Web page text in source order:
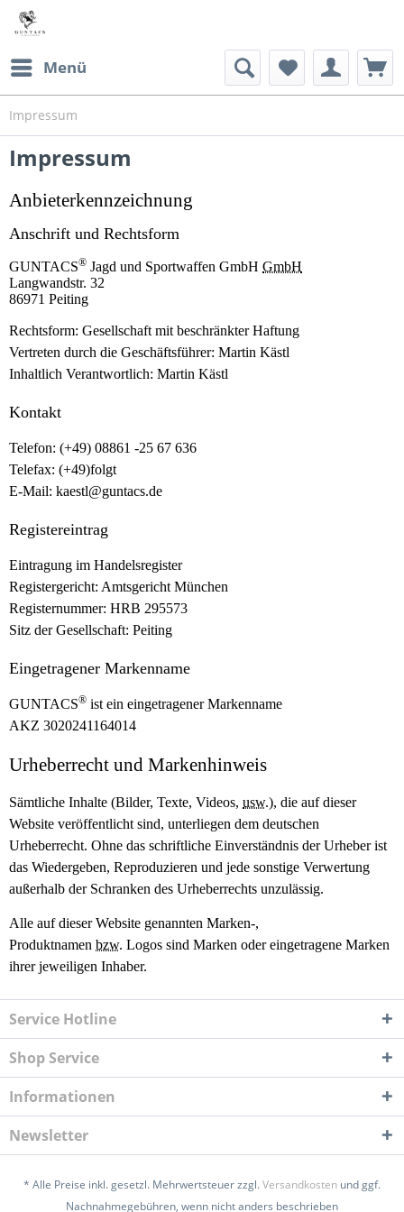
Menü
Impressum
Impressum
Anbieterkennzeichnung
Anschrift und Rechtsform
GUNTACS® Jagd und Sportwaffen GmbH GmbH
Langwandstr. 32
86971 Peiting
Rechtsform: Gesellschaft mit beschränkter Haftung
Vertreten durch die Geschäftsführer: Martin Kästl
Inhaltlich Verantwortlich: Martin Kästl
Kontakt
Telefon: (+49) 08861 -25 67 636
Telefax: (+49)folgt
E-Mail: kaestl@guntacs.de
Registereintrag
Eintragung im Handelsregister
Registergericht: Amtsgericht München
Registernummer: HRB 295573
Sitz der Gesellschaft: Peiting
Eingetragener Markenname
GUNTACS® ist ein eingetragener Markenname
AKZ 3020241164014
Urheberrecht und Markenhinweis
Sämtliche Inhalte (Bilder, Texte, Videos, usw.), die auf dieser
Website veröffentlicht sind, unterliegen dem deutschen
Urheberrecht. Ohne das schriftliche Einverständnis der Urheber ist
das Wiedergeben, Reproduzieren und jede sonstige Verwertung
außerhalb der Schranken des Urheberrechts unzulässig.
Alle auf dieser Website genannten Marken-,
Produktnamen bzw. Logos sind Marken oder eingetragene Marken
ihrer jeweiligen Inhaber.
Service Hotline
Shop Service
Informationen
Newsletter
* Alle Preise inkl. gesetzl. Mehrwertsteuer zzgl.Versandkosten und ggf.
Nachnahmegebühren, wenn nicht anders beschrieben